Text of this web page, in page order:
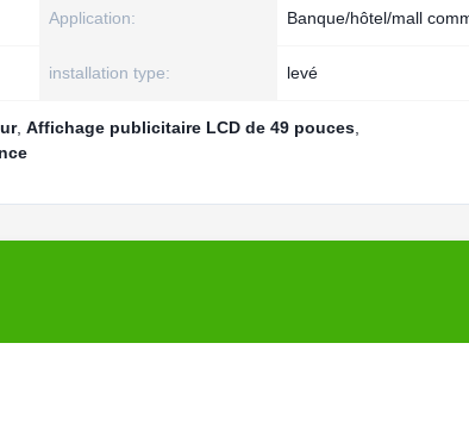
Application: Banque/hôtel/mall
installation type: levé
, Affichage publicitaire LCD de 49 pouces